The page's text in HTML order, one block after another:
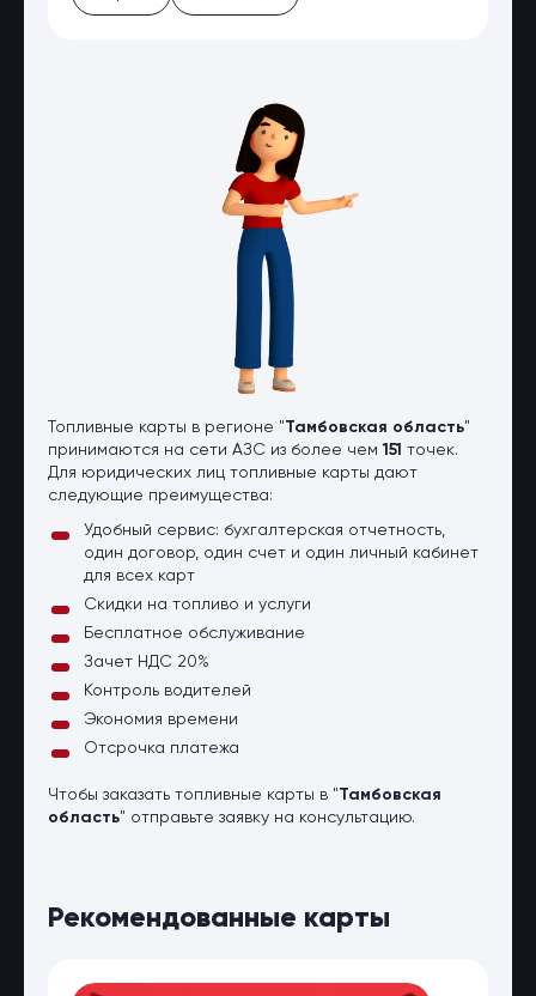
Топливные карты в регионе "Тамбовская область"
принимаются на сети АЗС из более чем151 точек.
Для юридических лиц топливные карты дают
следующие преимущества:
Удобный сервис: бухгалтерская отчетность,
один договор, один счет и один личный кабинет
для всех карт
Скидки на топливо и услуги
Бесплатное обслуживание
Зачет НДС 20%
Контроль водителей
Экономия времени
Отсрочка платежа
Чтобы заказать топливные карты в "Тамбовская
область" отправьте заявку на консультацию.
Рекомендованные карты
Страхование физических лиц
Страхование юридических лиц
Страховые компании
Электронные перевозочные